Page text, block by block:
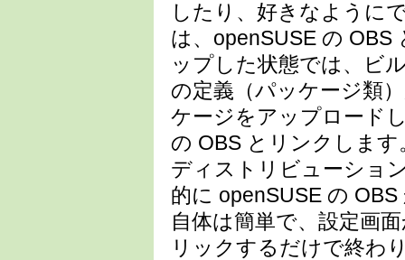
したり、好きなように
は、openSUSE の
ップした状態では、ビ
の定義（パッケージ類
ケージをアップロード
の OBS とリンクしま
ディストリビューショ
的に openSUSE の
自体は簡単で、設定画
リックするだけで終わ